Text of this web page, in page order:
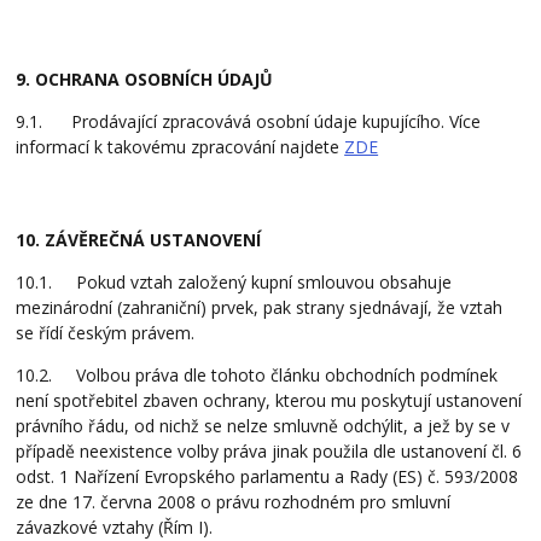
9. OCHRANA OSOBNÍCH ÚDAJŮ
9.1. Prodávající zpracovává osobní údaje kupujícího. Více
informací k takovému zpracování najdete ZDE
10. ZÁVĚREČNÁ USTANOVENÍ
10.1. Pokud vztah založený kupní smlouvou obsahuje
mezinárodní (zahraniční) prvek, pak strany sjednávají, že vztah
se řídí českým právem.
10.2. Volbou práva dle tohoto článku obchodních podmínek
není spotřebitel zbaven ochrany, kterou mu poskytují ustanovení
právního řádu, od nichž se nelze smluvně odchýlit, a jež by se v
případě neexistence volby práva jinak použila dle ustanovení čl. 6
odst. 1 Nařízení Evropského parlamentu a Rady (ES) č. 593/2008
ze dne 17. června 2008 o právu rozhodném pro smluvní
závazkové vztahy (Řím I).